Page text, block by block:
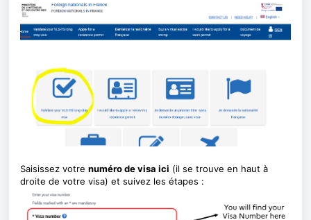
Saisissez votre numéro de visa ici (il se trouve en haut à
droite de votre visa) et suivez les étapes :